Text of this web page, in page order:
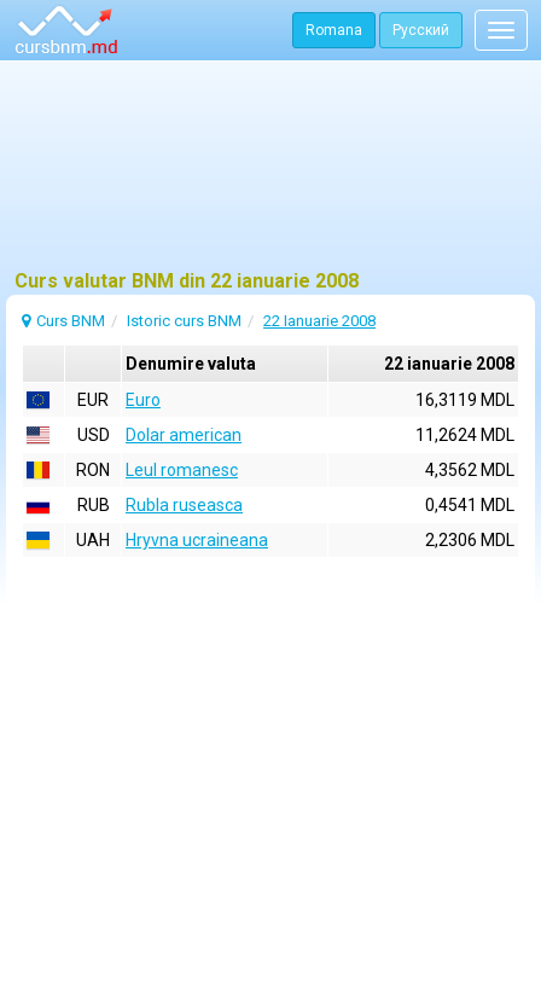
Romana Русский
Curs valutar BNM din 22 ianuarie 2008
Curs BNM Istoric curs BNM 22 Ianuarie 2008
Denumire valuta
22 ianuarie 2008
EUR
Euro
16,3119 MDL
USD
Dolar american
11,2624 MDL
RON
Leul romanesc
4,3562 MDL
RUB
Rubla ruseasca
0,4541 MDL
UAH
Hryvna ucraineana 2,2306 MDL